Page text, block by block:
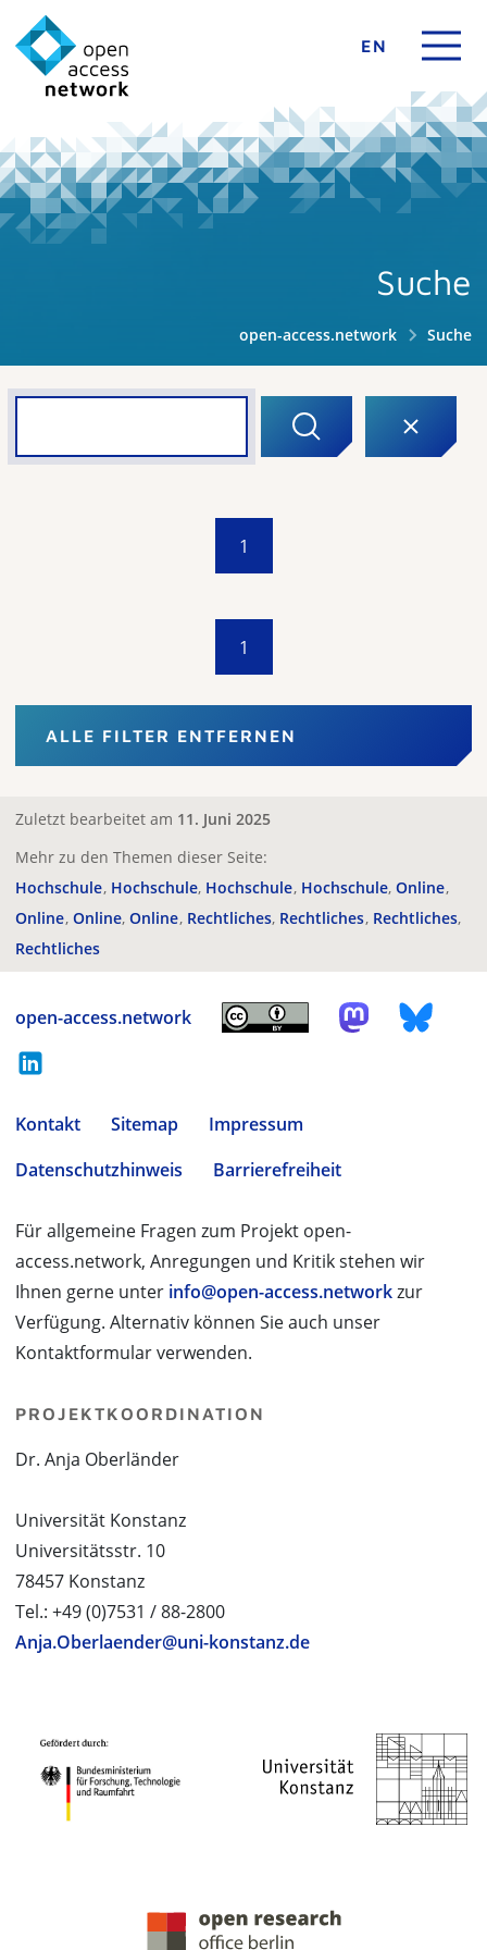
EN
Suche
open-access.network Suche
1
1
ALLE FILTER ENTFERNEN
Zuletzt bearbeitet am 11. Juni 2025
Mehr zu den Themen dieser Seite:
Hochschule Hochschule Hochschule Hochschule Online
Online Online Online Rechtliches Rechtliches Rechtliches
Rechtliches
open-access.network
Kontakt Sitemap
Impressum
Datenschutzhinweis
Barrierefreiheit
Für allgemeine Fragen zum Projekt open-
access.network, Anregungen und Kritik stehen wir
Ihnen gerne unter info@open-access.networkzur
Verfügung. Alternativ können Sie auch unser
Kontaktformular verwenden.
PROJEKTKOORDINATION
Dr. Anja Oberländer
Universität Konstanz
Universitätsstr. 10
78457 Konstanz
Tel.: +49 (0)7531 / 88-2800
Anja.Oberlaender@uni-konstanz.de